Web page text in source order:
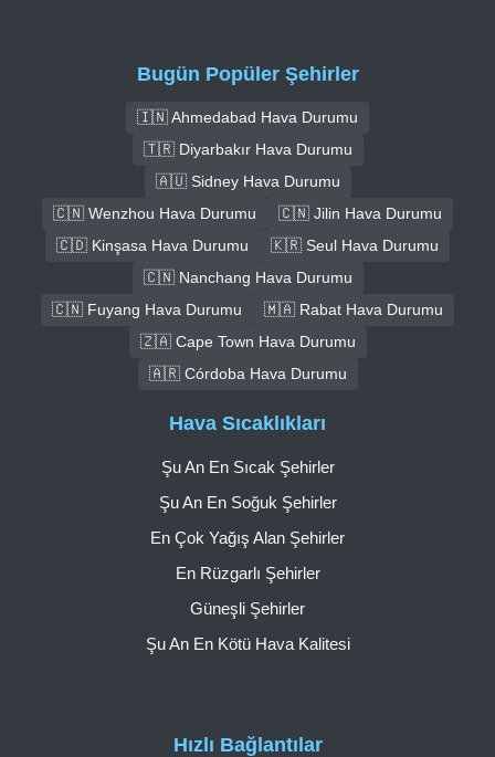
Bugün Popüler Şehirler
🇮🇳 Ahmedabad Hava Durumu
🇹🇷 Diyarbakır Hava Durumu
🇦🇺 Sidney Hava Durumu
🇨🇳 Wenzhou Hava Durumu
🇨🇳 Jilin Hava Durumu
🇨🇩 Kinşasa Hava Durumu
🇰🇷 Seul Hava Durumu
🇨🇳 Nanchang Hava Durumu
🇨🇳 Fuyang Hava Durumu
🇲🇦 Rabat Hava Durumu
🇿🇦 Cape Town Hava Durumu
🇦🇷 Córdoba Hava Durumu
Hızlı Bağlantılar
Hava Sıcaklıkları
Şu An En Sıcak Şehirler
Şu An En Soğuk Şehirler
En Çok Yağış Alan Şehirler
En Rüzgarlı Şehirler
Güneşli Şehirler
Şu An En Kötü Hava Kalitesi